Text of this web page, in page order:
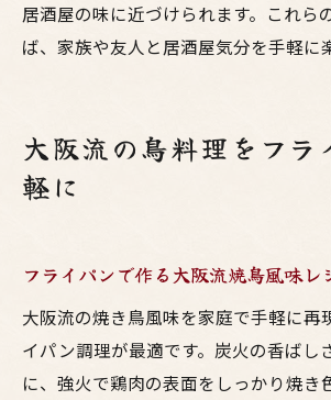
居酒屋の味に近づけられます。これら
ば、家族や友人と居酒屋気分を手軽に
大阪流の鳥料理をフラ
軽に
フライパンで作る大阪流焼鳥風味レ
大阪流の焼き鳥風味を家庭で手軽に再
イパン調理が最適です。炭火の香ばし
に、強火で鶏肉の表面をしっかり焼き